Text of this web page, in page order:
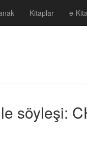
Kitaplar e-
söyleşi: